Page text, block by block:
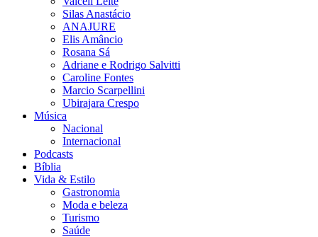
Silas Anastácio
ANAJURE
Elis Amâncio
Rosana Sá
Adriane e Rodrigo Salvitti
Caroline Fontes
Marcio Scarpellini
Ubirajara Crespo
Música
Nacional
Internacional
Podcasts
Bíblia
Vida & Estilo
Gastronomia
Moda e beleza
Turismo
Saúde